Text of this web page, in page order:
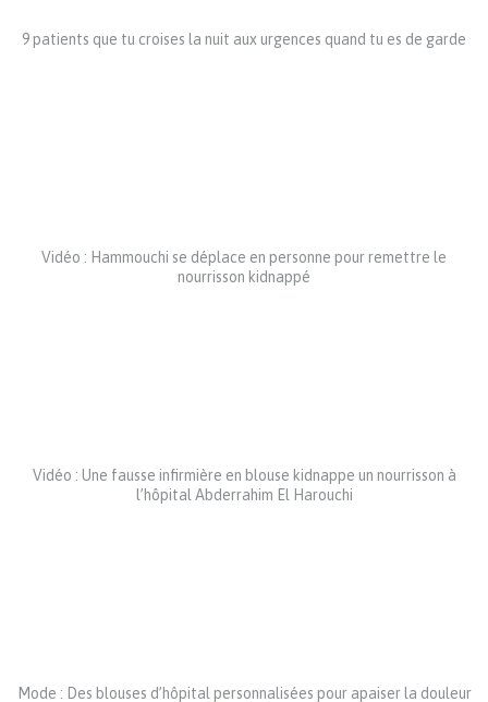
9 patients que tu croises la nuit aux urgences quand tu es de garde
Vidéo : Hammouchi se déplace en personne pour remettre le
nourrisson kidnappé
Vidéo : Une fausse infirmière en blouse kidnappe un nourrisson à
l’hôpital Abderrahim El Harouchi
Mode : Des blouses d’hôpital personnalisées pour apaiser la douleur